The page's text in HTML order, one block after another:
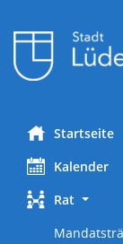
Startseite
Kalender
Rat